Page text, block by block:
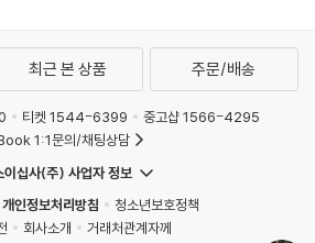
최근 본 상품 주문/배송
티켓 1544-6399
중고샵 1566-4295
1:1문의/채팅상담
이십사(주) 사업자 정보
개인정보처리방침
청소년보호정책
회사소개
거래처관계자께